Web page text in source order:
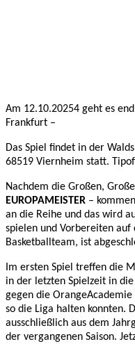
Am 12.10.20254 geht es
Frankfurt –
Das Spiel findet in der
68519 Viernheim statt.
Nachdem die Großen,
EUROPAMEISTER –
an die Reihe und das wird
spielen und Vorbereiten auf
Basketballteam, ist
Im ersten Spiel treffen die
in der letzten Spielzeit in
gegen die
so die Liga halten konnten.
ausschließlich aus dem
der vergangenen Saison.